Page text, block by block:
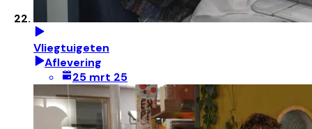
Vliegtuigeten
Aflevering
25 mrt 25